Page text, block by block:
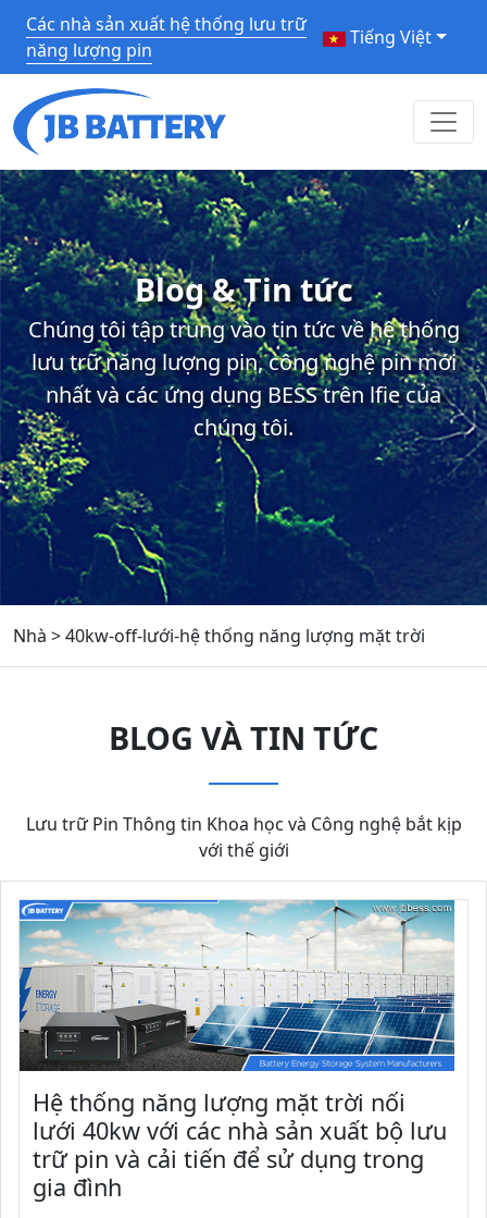
Các nhà sản xuất hệ thống lưu trữ
năng lượng pin
Tiếng Việt
Blog & Tin tức
Chúng tôi tập trung vào tin tức về hệ thống
lưu trữ năng lượng pin, công nghệ pin mới
nhất và các ứng dụng BESS trên lfie của
chúng tôi.
Nhà >40kw-off-lưới-hệ thống năng lượng mặt trời
BLOG VÀ TIN TỨC
Lưu trữ Pin Thông tin Khoa học và Công nghệ bắt kịp
với thế giới
Hệ thống năng lượng mặt trời nối
lưới 40kw với các nhà sản xuất bộ lưu
trữ pin và cải tiến để sử dụng trong
gia đình